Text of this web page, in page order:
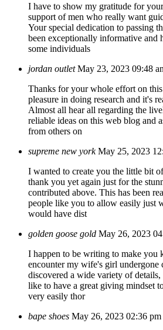
I have to show my gratitude for
support of men who really want
Your special dedication to passing
been exceptionally informative and
some individuals
jordan outlet May 23, 2023 09:48
Thanks for your whole effort on
pleasure in doing research and it's
Almost all hear all regarding the
reliable ideas on this web blog and
from others on
supreme new york May 25, 2023
I wanted to create you the little bit
thank you yet again just for the
contributed above. This has been
people like you to allow easily just
would have dist
golden goose gold May 26, 2023
I happen to be writing to make you
encounter my wife's girl undergone
discovered a wide variety of
like to have a great giving mindset
very easily thor
bape shoes May 26, 2023 02:36 pm